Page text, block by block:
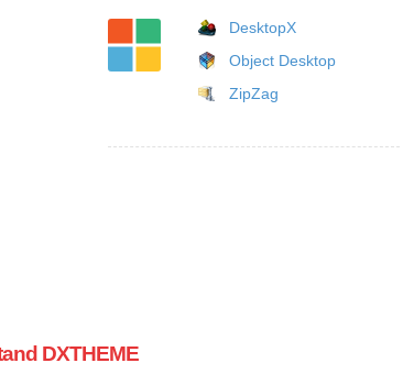
DesktopX
Object Desktop
ZipZag
DXTHEME